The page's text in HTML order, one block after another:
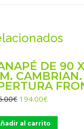
DE 90
CAMBRIAN.
€ El
original
194.00€El
actual
al carrito